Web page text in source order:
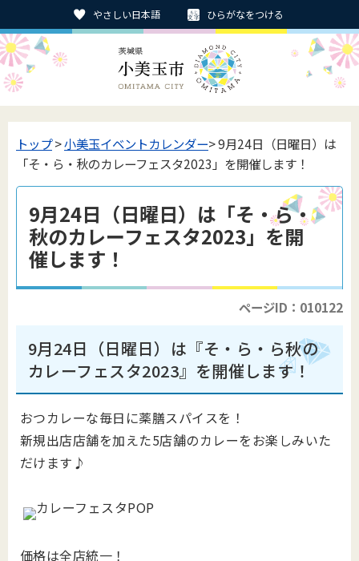
やさしい日本語 ひらがなをつける
トップ>小美玉イベントカレンダー> 9月24日（日曜日）は
「そ・ら・秋のカレーフェスタ2023」を開催します！
9月24日（日曜日）は「そ・ら・
秋のカレーフェスタ2023」を開
催します！
ページID：010122
9月24日（日曜日）は『そ・ら・ら秋の
カレーフェスタ2023』を開催します！
おつカレーな毎日に薬膳スパイスを！
新規出店店舗を加えた5店舗のカレーをお楽しみいた
だけます♪
価格は全店統一！